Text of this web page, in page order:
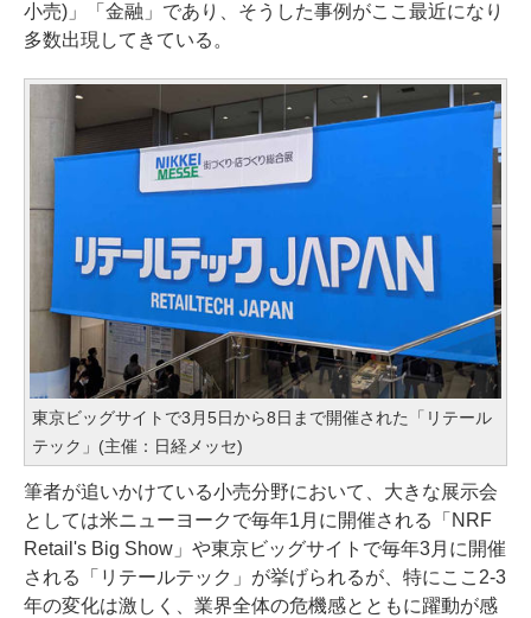
小売)」「金融」であり、そうした事例がここ最近になり
多数出現してきている。
東京ビッグサイトで3月5日から8日まで開催された「リテール
テック」(主催：日経メッセ)
筆者が追いかけている小売分野において、大きな展示会
としては米ニューヨークで毎年1月に開催される「NRF
Retail's Big Show」や東京ビッグサイトで毎年3月に開催
される「リテールテック」が挙げられるが、特にここ2-3
年の変化は激しく、業界全体の危機感とともに躍動が感